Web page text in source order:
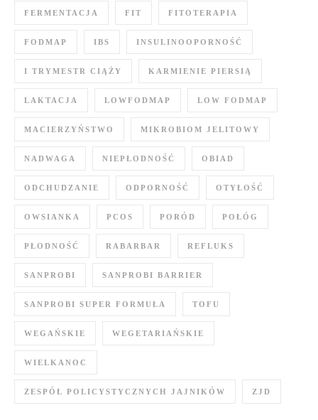
FERMENTACJA FIT FITOTERAPIA
FODMAP IBS INSULINOOPORNOŚĆ
I TRYMESTR CIĄŻY KARMIENIE PIERSIĄ
LAKTACJA LOWFODMAP LOW FODMAP
MACIERZYŃSTWO MIKROBIOM JELITOWY
NADWAGA NIEPŁODNOŚĆ OBIAD
ODCHUDZANIE ODPORNOŚĆ OTYŁOŚĆ
OWSIANKA PCOS PORÓD POŁÓG
PŁODNOŚĆ RABARBAR REFLUKS
SANPROBI SANPROBI BARRIER
SANPROBI SUPER FORMUŁA TOFU
WEGAŃSKIE WEGETARIAŃSKIE
WIELKANOC
ZESPÓŁ POLICYSTYCZNYCH JAJNIKÓW ZJD